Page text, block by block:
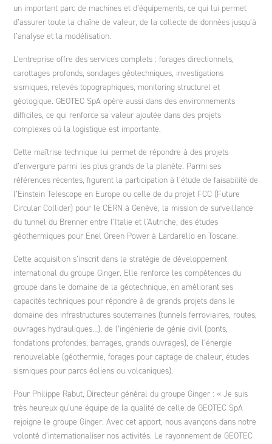
un important parc de machines et d’équipements, ce qui lui permet
d’assurer toute la chaîne de valeur, de la collecte de données jusqu’à
l’analyse et la modélisation.
L’entreprise offre des services complets : forages directionnels,
carottages profonds, sondages géotechniques, investigations
sismiques, relevés topographiques, monitoring structurel et
géologique. GEOTEC SpA opère aussi dans des environnements
difficiles, ce qui renforce sa valeur ajoutée dans des projets
complexes où la logistique est importante.
Cette maîtrise technique lui permet de répondre à des projets
d’envergure parmi les plus grands de la planète. Parmi ses
références récentes, figurent la participation à l’étude de faisabilité de
l’Einstein Telescope en Europe ou celle de du projet FCC (Future
Circular Collider) pour le CERN à Genève, la mission de surveillance
du tunnel du Brenner entre l’Italie et l’Autriche, des études
géothermiques pour Enel Green Power à Lardarello en Toscane.
Cette acquisition s’inscrit dans la stratégie de développement
international du groupe Ginger. Elle renforce les compétences du
groupe dans le domaine de la géotechnique, en améliorant ses
capacités techniques pour répondre à de grands projets dans le
domaine des infrastructures souterraines (tunnels ferroviaires, routes,
ouvrages hydrauliques…), de l’ingénierie de génie civil (ponts,
fondations profondes, barrages, grands ouvrages), de l’énergie
renouvelable (géothermie, forages pour captage de chaleur, études
sismiques pour parcs éoliens ou volcaniques).
Pour Philippe Rabut, Directeur général du groupe Ginger : « Je suis
très heureux qu’une équipe de la qualité de celle de GEOTEC SpA
rejoigne le groupe Ginger. Avec cet apport, nous avançons dans notre
volonté d’internationaliser nos activités. Le rayonnement de GEOTEC